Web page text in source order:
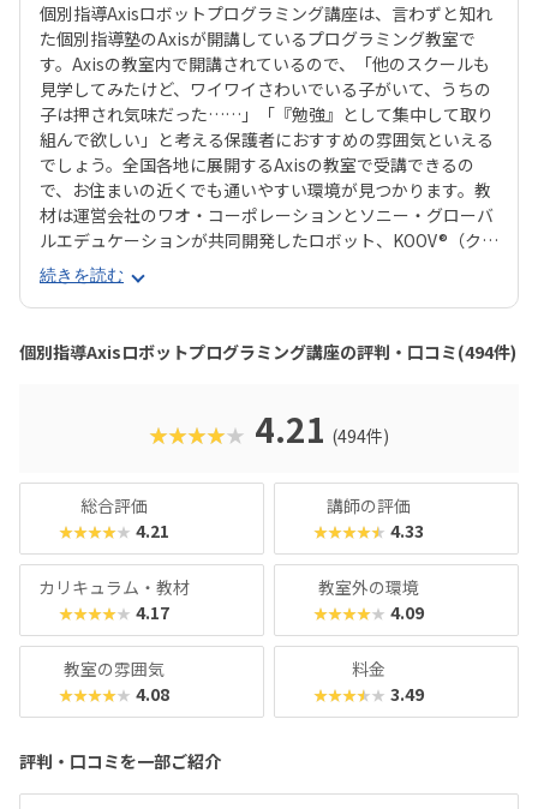
個別指導Axisロボットプログラミング講座は、言わずと知れ
た個別指導塾のAxisが開講しているプログラミング教室で
す。Axisの教室内で開講されているので、「他のスクールも
見学してみたけど、ワイワイさわいでいる子がいて、うちの
子は押され気味だった……」「『勉強』として集中して取り
組んで欲しい」と考える保護者におすすめの雰囲気といえる
でしょう。全国各地に展開するAxisの教室で受講できるの
で、お住まいの近くでも通いやすい環境が見つかります。教
材は運営会社のワオ・コーポレーションとソニー・グローバ
ルエデュケーションが共同開発したロボット、KOOV®︎（クー
ブ）。半透明のカラフルなブロックを組み合わせながらロボ
ットを組み立てていくので、女の子にも人気が高いのがポイ
ント。ロボットが好きな子はもちろん、色彩感覚に優れる子
からも評判の教材です。さらに、高学年からはエンジニアも
使う本格的なプログラミング言語「Python（パイソン）」
りのとっつきやすい見た目から入って、実践レベルの内容が
学べると好評です。授業料が比較的お手頃価格なのもポイン
月2回）、レギュラーコースは8,800円＋教材費2,640円＋テ
キスト費2,860円（80分×月2回）、マスターコースは11,00
0円＋教材費2,640円＋テキスト費2,860円（80分×月2
回）。年に1度のテキスト費以外、追加料金もかかりませ
ん。明確な料金体系と通いやすさ、ある程度「勉強」の雰囲
気を重視する方におすすめのスクールです。
続きを読む
個別指導Axisロボットプログラミング講座の評判・口コミ(494件)
★★★★★ 4.21 (494件)
総合評価
★★★★★ 4.21
講師の評価
★★★★★ 4.33
カリキュラム・教材
★★★★★ 4.17
教室外の環境
★★★★★ 4.09
教室の雰囲気
★★★★★ 4.08
料金
★★★★★ 3.49
評判・口コミを一部ご紹介